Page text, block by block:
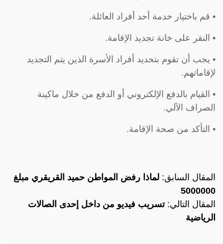
• قم باختيار خدمة أحد أفراد العائلة.
• النقر على خانة تجديد الإقامة.
• يجب أن تقوم بتحديد أفراد الأسرة الذين يتم التجديد
لإقاماتهم.
• القيام بالدفع الإلكتروني أو الدفع من خلال ماكينة
الصراف الآلي.
• التأكد من صحة الإقامة.
المقال السابق: لماذا رفض المواطن حميد القريقري مبلغ
5000000
المقال التالي:تسريب فيديو من داخل إحدى الصالات
الرياضية